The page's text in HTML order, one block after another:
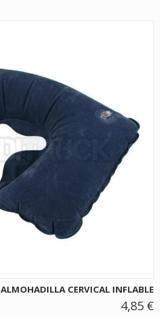
ALMOHADILLA CERVICAL INFLABLE
4,85 €